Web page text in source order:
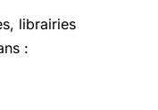
librairies
: